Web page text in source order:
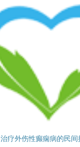
治疗外伤性癫痫病的民间